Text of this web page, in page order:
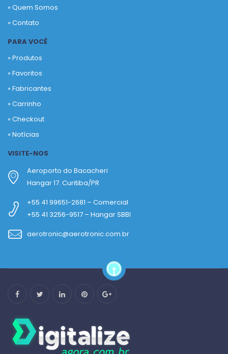
» Quem Somos
» Contato
PARA VOCÊ
» Produtos
»Favoritos
»Fabricantes
»Carrinho
»Checkout
»Notícias
VISITE-NOS
Aeroporto do Bacacheri
Hangar 17. Curitiba/PR
+55 41 99651-2681 – Comercial
+55 41 3256-9517 – Hangar SBBI
aerotronic@aerotronic.com.br